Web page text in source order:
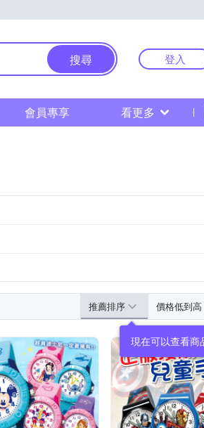
搜尋 登入
會員專享 看更多
推薦排序 價格低到高
現在可以查看商